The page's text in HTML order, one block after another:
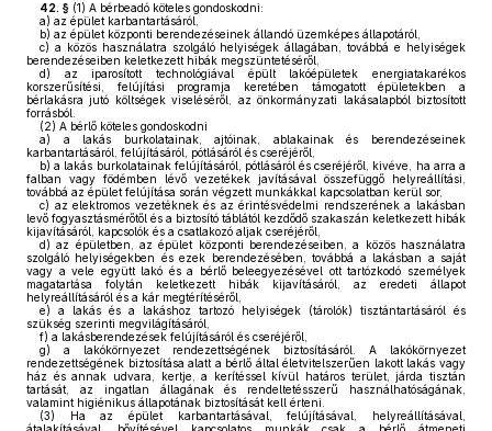
42. § (1) A bérbeadó köteles gondoskodni:
a) az épület karbantartásáról,
b) az épület központi berendezéseinek állandó üzemképes állapotáról,
c) a közös használatra szolgáló helyiségek állagában, továbbá e helyiségek
berendezéseiben keletkezett hibák megszüntetéséről,
d) az iparosított technológiával épült lakóépületek energiatakarékos
korszerűsítési, felújítási programja keretében támogatott épületekben a
bérlakásra jutó költségek viseléséről, az önkormányzati lakásalapból biztosított
forrásból.
(2) A bérlő köteles gondoskodni
a) a lakás burkolatainak, ajtóinak, ablakainak és berendezéseinek
karbantartásáról, felújításáról, pótlásáról és cseréjéről,
b) a lakás burkolatainak felújításáról, pótlásáról és cseréjéről, kivéve, ha arra a
falban vagy födémben lévő vezetékek javításával összefüggő helyreállítási,
továbbá az épület felújítása során végzett munkákkal kapcsolatban kerül sor,
c) az elektromos vezetéknek és az érintésvédelmi rendszerének a lakásban
levő fogyasztásmérőtől és a biztosító táblától kezdődő szakaszán keletkezett hibák
kijavításáról, kapcsolók és a csatlakozó aljak cseréjéről,
d) az épületben, az épület központi berendezéseiben, a közös használatra
szolgáló helyiségekben és ezek berendezésében, továbbá a lakásban a saját
vagy a vele együtt lakó és a bérlő beleegyezésével ott tartózkodó személyek
magatartása folytán keletkezett hibák kijavításáról, az eredeti állapot
helyreállításáról és a kár megtérítéséről,
e) a lakás és a lakáshoz tartozó helyiségek (tárolók) tisztántartásáról és
szükség szerinti megvilágításáról,
f) a lakásberendezések felújításáról és cseréjéről,
g) a lakókörnyezet rendezettségének biztosításáról. A lakókörnyezet
rendezettségének biztosítása alatt a bérlő által életvitelszerűen lakott lakás vagy
ház és annak udvara, kertje, a kerítéssel kívül határos terület, járda tisztán
tartását, az ingatlan állagának és rendeltetésszerű használhatóságának,
valamint higiénikus állapotának biztosítását kell érteni.
(3) Ha az épület karbantartásával, felújításával, helyreállításával,